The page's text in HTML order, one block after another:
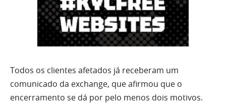
Todos os clientes afetados já receberam um
comunicado da exchange, que afirmou que o
encerramento se dá por pelo menos dois motivos.